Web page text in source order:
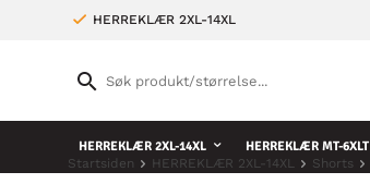
HERREKLÆR 2XL-14XL
HERREKLÆR 2XL-14XL HERREKLÆR MT-6XLT
Startsiden HERREKLÆR 2XL-14XL Shorts